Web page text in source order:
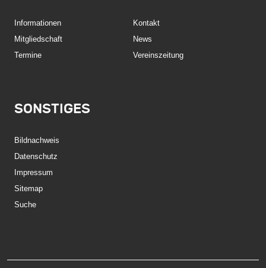
Informationen
Kontakt
Mitgliedschaft
News
Termine
Vereinszeitung
SONSTIGES
Bildnachweis
Datenschutz
Impressum
Sitemap
Suche